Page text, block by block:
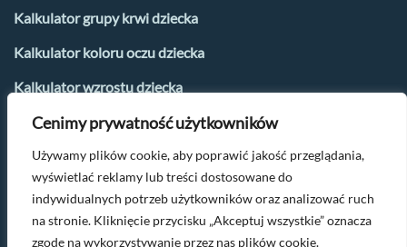
Cenimy prywatność użytkowników
Używamy plików cookie, aby poprawić jakość przeglądania,
wyświetlać reklamy lub treści dostosowane do
indywidualnych potrzeb użytkowników oraz analizować ruch
na stronie. Kliknięcie przycisku „Akceptuj wszystkie” oznacza
zgodę na wykorzystywanie przez nas plików cookie.
Kalkulator grupy krwi dziecka
Kalkulator koloru oczu dziecka
Kalkulator wzrostu dziecka
Kalkulator płci dziecka
Kalkulator urlopu macierzyńskiego
Kalkulator dni płodnych i owulacji
Po więcej parentingowych tipów napisz na